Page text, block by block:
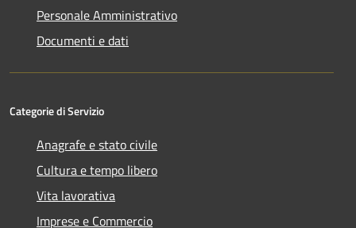
Personale Amministrativo
Documenti e dati
Categorie di Servizio
Anagrafe e stato civile
Cultura e tempo libero
Vita lavorativa
Imprese e Commercio